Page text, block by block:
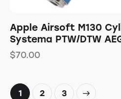
Apple Airsoft M130
Systema PTW/DTW
$70.00
1 2 3
→